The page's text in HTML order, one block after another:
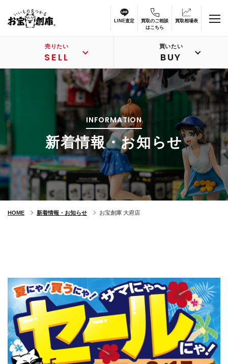
LINE査定
買取のご相談
はこちら
買取相場表
売りたい
SELL
買いたい
BUY
INFORMATION
新着情報・お知らせ
HOME 新着情報・お知らせ お宝創庫 大府店